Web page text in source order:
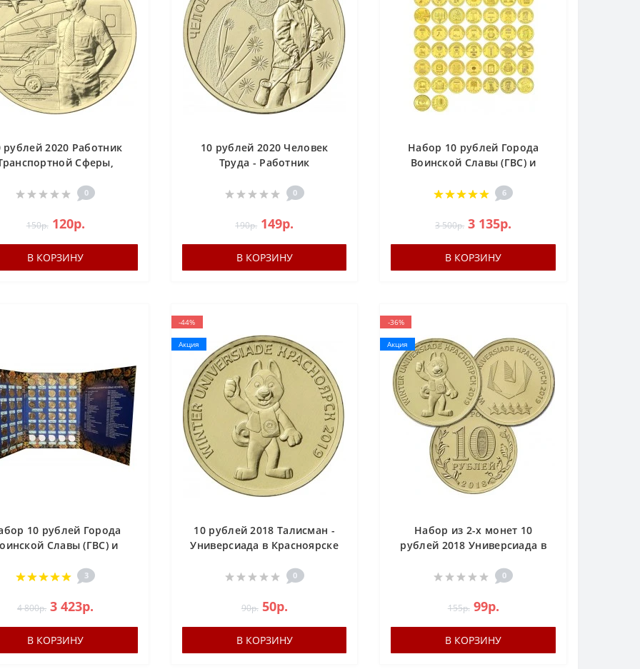
рублей 2020 Работник
Сферы,
0
150р. 120р.
В КОРЗИНУ
10 рублей 2020 Человек
Труда - Работник
промышленности/ Сталевар
0
190р. 149р.
В КОРЗИНУ
Набор 10 рублей Города
Воинской Славы (ГВС) и
6
3 500р. 3 135р.
В КОРЗИНУ
10 рублей Города
Славы (ГВС) и
2010-2018 3
4 800р. 3 423р.
В КОРЗИНУ
-44%
Акция
10 рублей 2018 Талисман -
Универсиада в Красноярске
0
90р. 50р.
В КОРЗИНУ
-36%
Акция
Набор из 2-х монет 10
рублей 2018 Универсиада в
и Логотип 0
155р. 99р.
В КОРЗИНУ